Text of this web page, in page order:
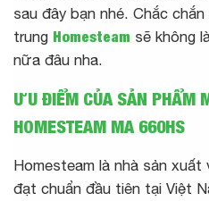
sau đây bạn nhé. Chắc
trung Homesteam sẽ không
nữa đâu nha.
ƯU ĐIỂM CỦA SẢN PHẨM
HOMESTEAM MA 660HS
Homesteam là nhà sản xuất
đạt chuẩn đầu tiên tại Việt